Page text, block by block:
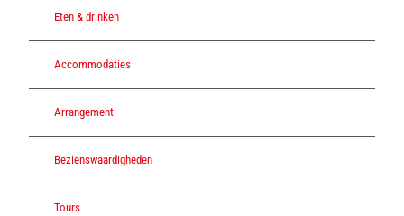
Eten & drinken
Accommodaties
Arrangement
Bezienswaardigheden
Tours